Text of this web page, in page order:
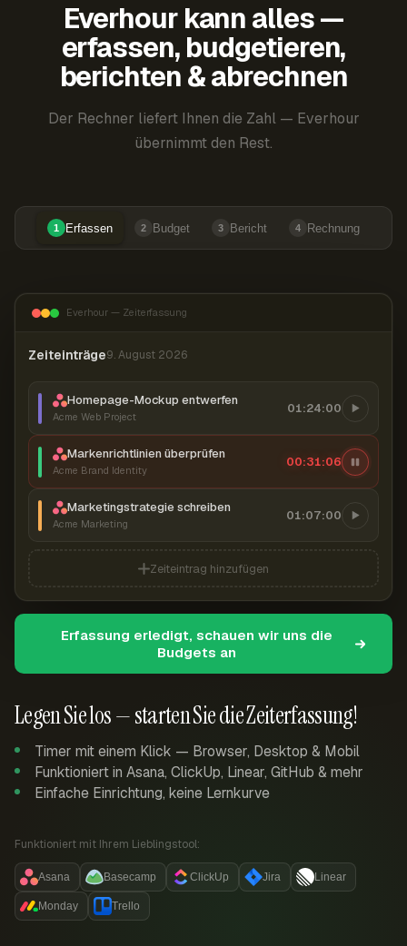
Everhour kann alles —
erfassen, budgetieren,
berichten & abrechnen
Der Rechner liefert Ihnen die Zahl — Everhour
übernimmt den Rest.
1 Erfassen 2 Budget 3 Bericht 4 Rechnung
Legen Sie los — starten Sie die Zeiterfassung!
Timer mit einem Klick — Browser, Desktop & Mobil
Funktioniert in Asana, ClickUp, Linear, GitHub & mehr
Einfache Einrichtung, keine Lernkurve
Funktioniert mit Ihrem Lieblingstool:
Asana Basecamp ClickUp Jira Linear
Monday Trello
Everhour — Zeiterfassung
Zeiteinträge9. August 2026
Homepage-Mockup entwerfen
Acme Web Project
01:24:00
Markenrichtlinien überprüfen
Acme Brand Identity
00:31:07
Marketingstrategie schreiben
Acme Marketing
01:07:00
Zeiteintrag hinzufügen
Erfassung erledigt, schauen wir uns die
Budgets an